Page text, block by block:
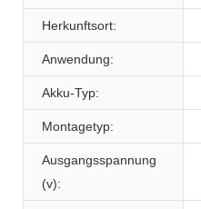
Herkunftsort:
Anwendung:
Akku-Typ:
Montagetyp:
Ausgangsspannung
(v):